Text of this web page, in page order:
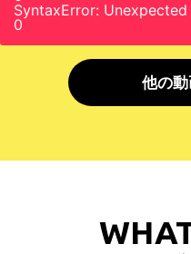
SyntaxError:
0
他の